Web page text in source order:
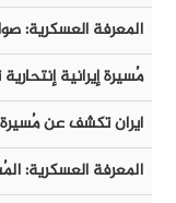
المعرفة العسكرية:
مُسيرة إيرانية
ايران تكشف عن مُسيرة
المعرفة العسكرية: